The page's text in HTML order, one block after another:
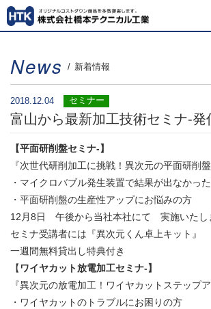
News 新着情報
2018.12.04 セミナー
富山から最新加工技術セミナ-発
【平面研削盤セミナ-】
『次世代研削加工に挑戦！異次元の平面研削盤
・マイクロバブル発生装置で結果が出なかっ
・平面研削盤の生産性アップにお悩みの方
12月8日 午後から当社本社にて 実施いたし
セミナ受講者には『異次元くん卓上キット』
一週間無料貸出し特典付き
【 ワイヤカット放電加工セミナ-】
『異次元の放電加工！ワイヤカットステップ
・ワイヤカットのトラブルにお困りの方